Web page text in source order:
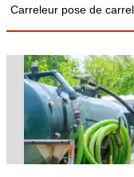
Carreleur pose de